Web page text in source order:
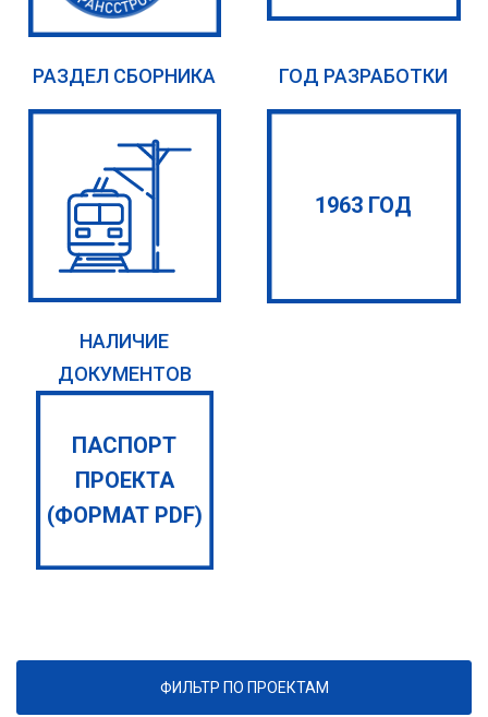
РАЗДЕЛ СБОРНИКА ГОД РАЗРАБОТКИ
1963 ГОД
НАЛИЧИЕ
ДОКУМЕНТОВ
ПАСПОРТ
ПРОЕКТА
(ФОРМАТ PDF)
ФИЛЬТР ПО ПРОЕКТАМ